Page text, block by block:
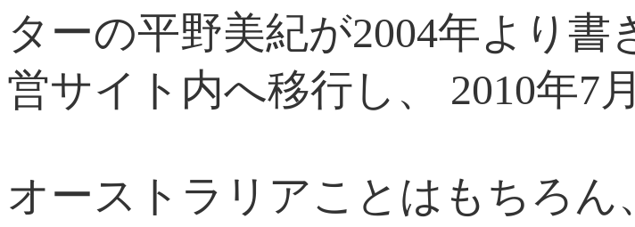
ターの平野美紀が2004年より
営サイト内へ移行し、 2010年7
オーストラリアことはもちろ